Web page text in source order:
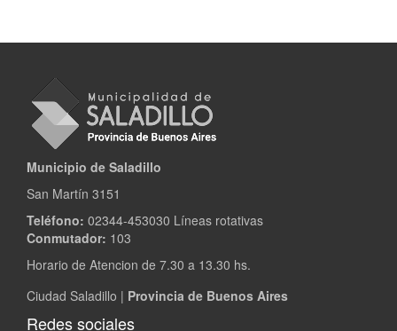
Municipio de Saladillo
San Martín 3151
Teléfono: 02344-453030 Líneas rotativas
Conmutador: 103
Horario de Atencion de 7.30 a 13.30 hs.
Ciudad Saladillo | Provincia de Buenos Aires
Redes sociales